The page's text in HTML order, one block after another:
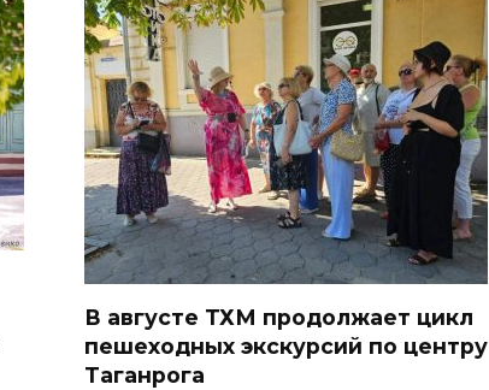
В августе ТХМ продолжает цикл
пешеходных экскурсий по центру
Таганрога